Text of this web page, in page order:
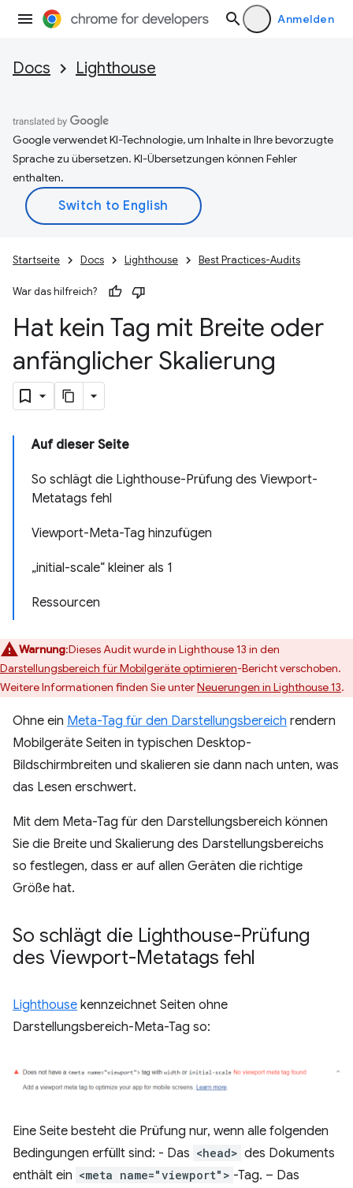
Anmelden
Docs Lighthouse
Google verwendet KI-Technologie, um Inhalte in Ihre bevorzugte
Sprache zu übersetzen. KI-Übersetzungen können Fehler
enthalten.
Startseite Docs Lighthouse Best Practices-Audits
War das hilfreich?
Hat kein Tag mit Breite oder
anfänglicher Skalierung
Auf dieser Seite
So schlägt die Lighthouse-Prüfung des Viewport-
Metatags fehl
Viewport-Meta-Tag hinzufügen
„initial-scale“ kleiner als 1
Ressourcen
Warnung:Dieses Audit wurde in Lighthouse 13 in den
Darstellungsbereich für Mobilgeräte optimieren-Bericht verschoben.
Weitere Informationen finden Sie unterNeuerungen in Lighthouse 13.
Ohne ein Meta-Tag für den Darstellungsbereich rendern
Mobilgeräte Seiten in typischen Desktop-
Bildschirmbreiten und skalieren sie dann nach unten, was
das Lesen erschwert.
Mit dem Meta-Tag für den Darstellungsbereich können
Sie die Breite und Skalierung des Darstellungsbereichs
so festlegen, dass er auf allen Geräten die richtige
Größe hat.
So schlägt die Lighthouse-Prüfung
des Viewport-Metatags fehl
Lighthouse kennzeichnet Seiten ohne
Darstellungsbereich-Meta-Tag so:
Eine Seite besteht die Prüfung nur, wenn alle folgenden
Bedingungen erfüllt sind: - Das <head> des Dokuments
enthält ein <meta name="viewport"> -Tag. – Das